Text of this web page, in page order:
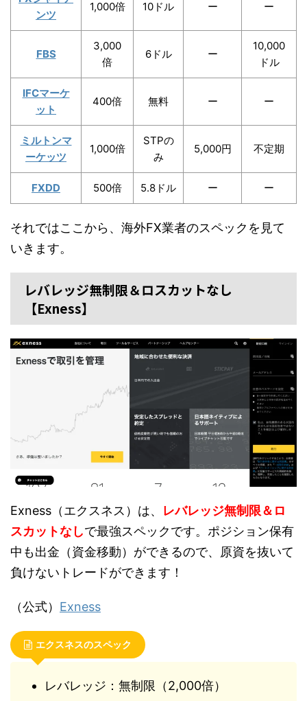
ンツ
1,000倍 10ドル ー ー
FBS
3,000
倍
6ドル ー
10,000
ドル
IFCマーケ
ット
400倍 無料 ー ー
ミルトンマ
ーケッツ
1,000倍
STPの
み
5,000円 不定期
FXDD 500倍 5.8ドル ー ー
それではここから、海外FX業者のスペックを見て
いきます。
レバレッジ無制限＆ロスカットなし
【Exness】
Exness（エクスネス）は、 レバレッジ無制限＆ロ
スカットなしで最強スペックです。ポジション保有
中も出金（資金移動）ができるので、原資を抜いて
負けないトレードができます！
（公式） Exness
エクスネスのスペック
レバレッジ：無制限（2,000倍）